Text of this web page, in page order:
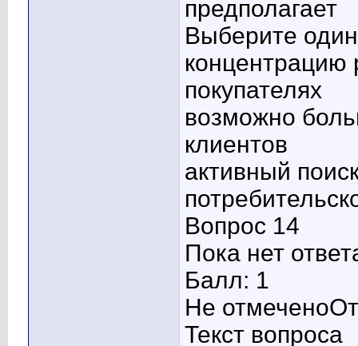
предполагает
Выберите
концентрацию
покупателях
возможно
клиентов
активный
Вопрос 14
Пока нет
Балл: 1
Не
Текст вопроса